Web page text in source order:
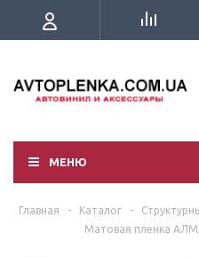
МЕНЮ
Главная - Каталог -
Матовая пленка